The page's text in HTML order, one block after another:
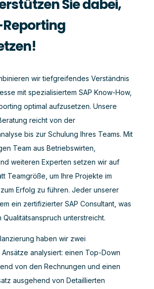
Sie dabei,
Reporting
wir tiefgreifendes Verständnis
mit spezialisiertem SAP Know-How,
optimal aufzusetzen. Unsere
reicht von der
bis zur Schulung Ihres Teams. Mit
Team aus Betriebswirten,
weiteren Experten setzen wir auf
Teamgröße, um Ihre Projekte im
Erfolg zu führen. Jeder unserer
ein zertifizierter SAP Consultant, was
unterstreicht.
haben wir zwei
analysiert: einen Top-Down
von den Rechnungen und einen
ausgehend von Detaillierten